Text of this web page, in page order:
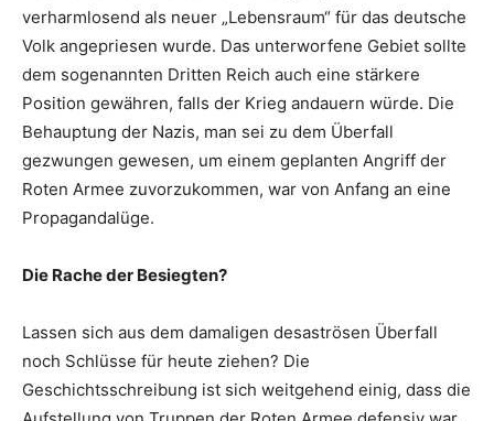
verharmlosend als neuer „Lebensraum“ für das deutsche
Volk angepriesen wurde. Das unterworfene Gebiet sollte
dem sogenannten Dritten Reich auch eine stärkere
Position gewähren, falls der Krieg andauern würde. Die
Behauptung der Nazis, man sei zu dem Überfall
gezwungen gewesen, um einem geplanten Angriff der
Roten Armee zuvorzukommen, war von Anfang an eine
Propagandalüge.
Die Rache der Besiegten?
Lassen sich aus dem damaligen desaströsen Überfall
noch Schlüsse für heute ziehen? Die
Geschichtsschreibung ist sich weitgehend einig, dass die